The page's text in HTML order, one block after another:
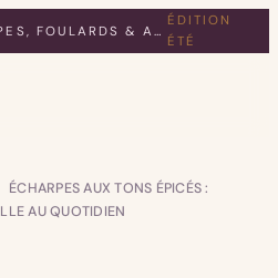
LE CARNET DES ÉCHARPES, FOULARDS & ACCESSOIRES
ÉDITION
ÉTÉ
ÉCHARPES AUX TONS ÉPICÉS :
AU QUOTIDIEN